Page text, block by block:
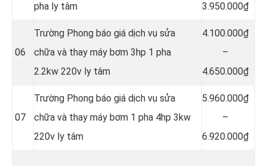
pha ly tâm
3.950.000₫
06
Trường Phong báo giá dịch vụ sửa
chữa và thay máy bơm 3hp 1 pha
2.2kw 220v ly tâm
4.100.000₫
–
4.650.000₫
07
Trường Phong báo giá dịch vụ sửa
chữa và thay máy bơm 1 pha 4hp 3kw
220v ly tâm
5.960.000₫
–
6.920.000₫